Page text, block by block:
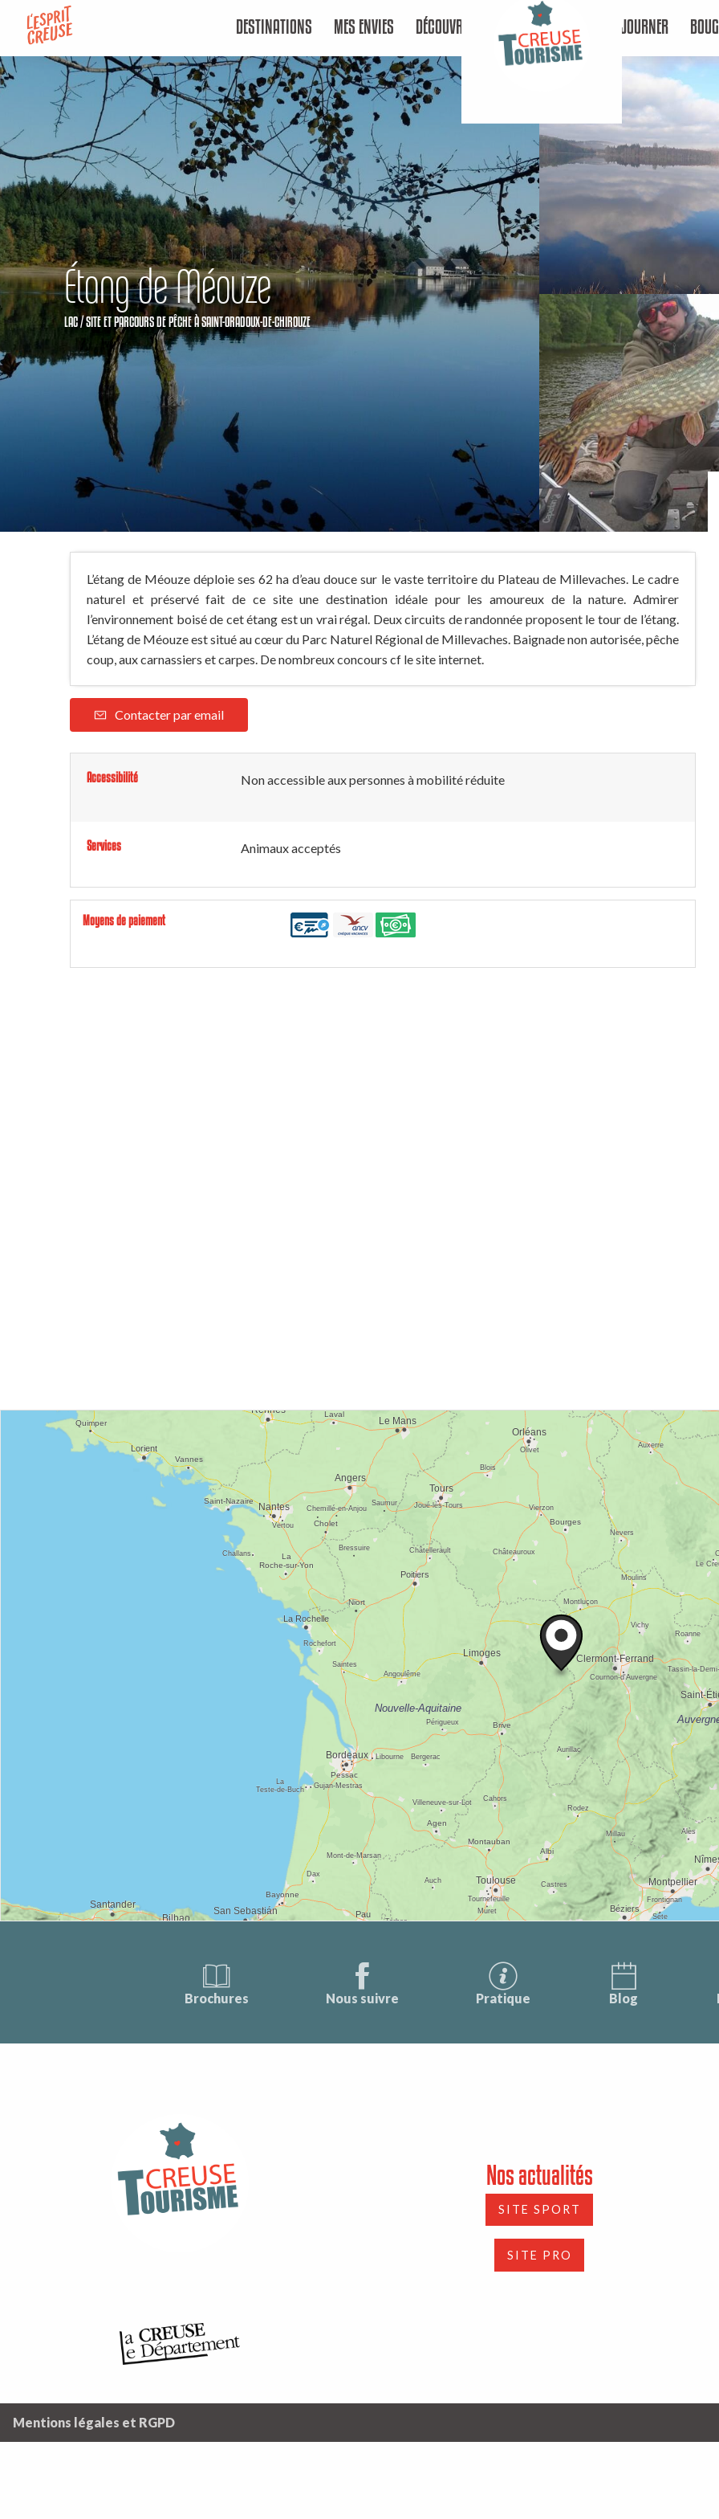
contenu
principal
DESTINATIONS MES ENVIES DÉCOUVRIR SÉJOURNER
Étang de Méouze
LAC / SITE ET PARCOURS DE PÊCHEÀ SAINT-ORADOUX-DE-CHIROUZE
L’étang de Méouze déploie ses 62 ha d’eau douce sur le vaste territoire du Plateau de Millevaches. Le cadre
naturel et préservé fait de ce site une destination idéale pour les amoureux de la nature. Admirer
l’environnement boisé de cet étang est un vrai régal. Deux circuits de randonnée proposent le tour de l’étang.
L’étang de Méouze est situé au cœur du Parc Naturel Régional de Millevaches. Baignade non autorisée, pêche
coup, aux carnassiers et carpes. De nombreux concours cf le site internet.
Contacter par email
Accessibilité Non accessible aux personnes à mobilité réduite
Services Animaux acceptés
Moyens de paiement
Brochures Nous suivre Pratique Blog
Nos actualités
SITE SPORT
SITE PRO
Mentions légales et RGPD